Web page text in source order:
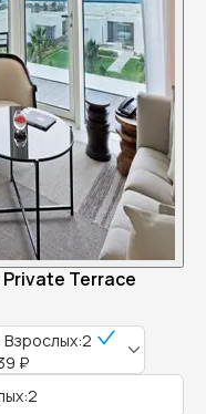
Private Terrace
Взрослых:2
₽